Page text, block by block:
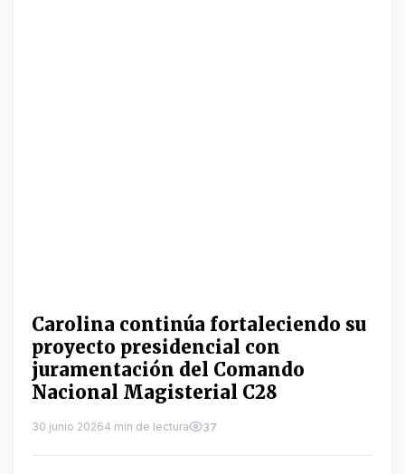
Carolina continúa fortaleciendo su
proyecto presidencial con
juramentación del Comando
Nacional Magisterial C28
30 junio 20264 min de lectura 37